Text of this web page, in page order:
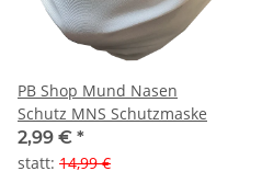
PB Shop Mund Nasen
Schutz MNS Schutzmaske
2,99 € *
statt: 14,99 €